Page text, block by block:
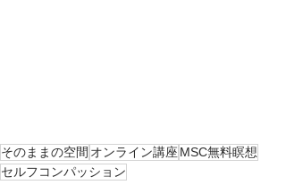
そのままの空間 オンライン講座 MSC無料瞑想
セルフコンパッション